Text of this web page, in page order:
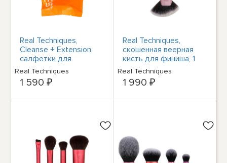
Real Techniques,
Cleanse + Extension,
салфетки для
быстрой сушки волос
Miracle, 20 шт.
Real Techniques
1 590 ₽
Real Techniques,
скошенная веерная
кисть для финиша, 1
шт.
Real Techniques
1 990 ₽